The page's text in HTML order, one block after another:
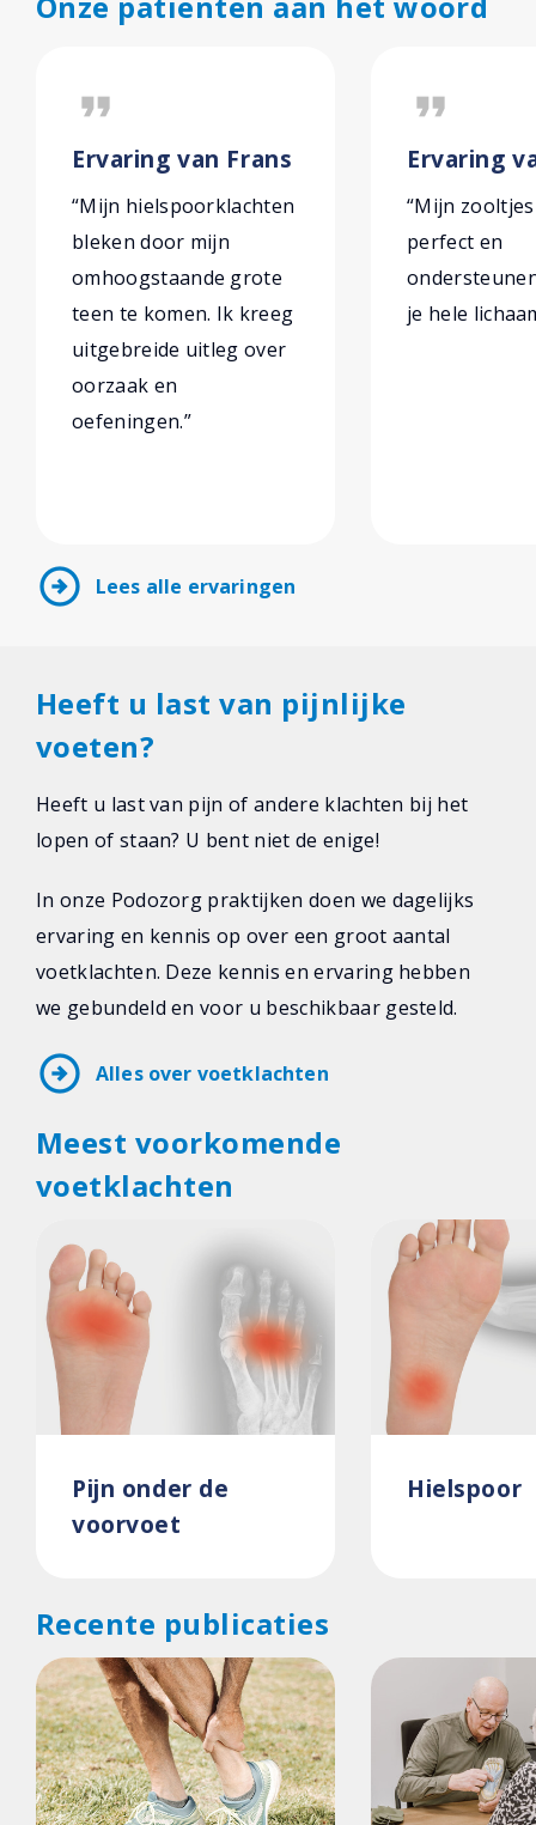
format_quote
Ervaring van Frans
“Mijn hielspoorklachten
bleken door mijn
omhoogstaande grote
teen te komen. Ik kreeg
uitgebreide uitleg over
oorzaak en
oefeningen.”
format_quote
Ervaring
“Mijn
perfect en
je hele
arrow_circle_right Lees alle ervaringen
Heeft u last van pijnlijke
voeten?
Heeft u last van pijn of andere klachten bij het
lopen of staan? U bent niet de enige!
In onze Podozorg praktijken doen we dagelijks
ervaring en kennis op over een groot aantal
voetklachten. Deze kennis en ervaring hebben
we gebundeld en voor u beschikbaar gesteld.
arrow_circle_right Alles over voetklachten
Meest voorkomende
voetklachten
Pijn onder de
voorvoet
Hielspoor
Recente publicaties